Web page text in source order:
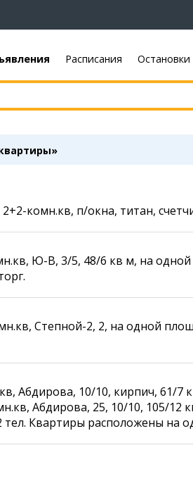
Кино
Выставки
Цирк и зоопарк
Web-камеры
Карта Караганды
Мой участковый
Сервисы
Переводчик
Расписания Остановки
2+2-комн.кв, п/окна, титан,
Ю-В, 3/5, 48/6 кв м, на
Степной-2, 2, на одной
Абдирова, 10/10, кирпич, 61/7
Абдирова, 25, 10/10, 105/12
тел. Квартиры расположены на